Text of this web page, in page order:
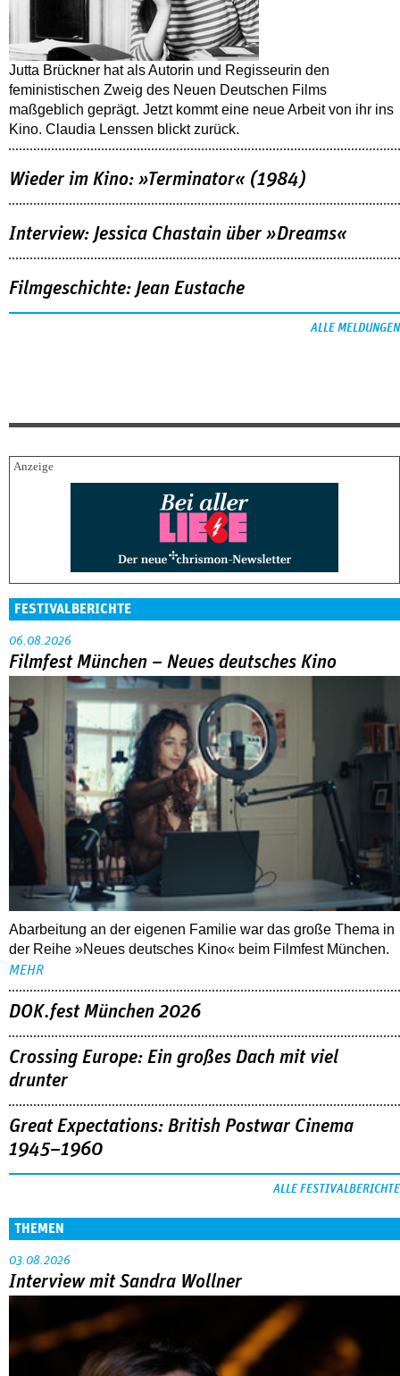
Jutta Brückner hat als Autorin und Regisseurin den
feministischen Zweig des Neuen Deutschen Films
maßgeblich geprägt. Jetzt kommt eine neue Arbeit von ihr ins
Kino. Claudia Lenssen blickt zurück.
Wieder im Kino: »Terminator« (1984)
Interview: Jessica Chastain über »Dreams«
Filmgeschichte: Jean Eustache
ALLE MELDUNGEN
FESTIVALBERICHTE
06.08.2026
Filmfest München – Neues deutsches Kino
Abarbeitung an der eigenen Familie war das große Thema in
der Reihe »Neues deutsches Kino« beim Filmfest München.
MEHR
DOK.fest München 2026
Crossing Europe: Ein großes Dach mit viel
drunter
Great Expectations: British Postwar Cinema
1945–1960
ALLE FESTIVALBERICHTE